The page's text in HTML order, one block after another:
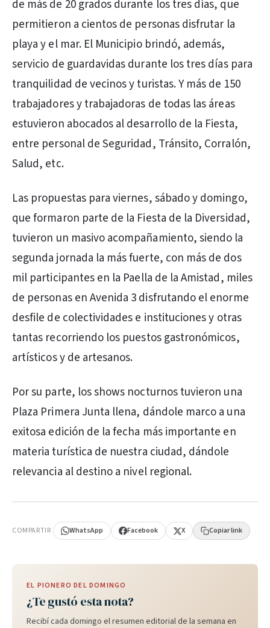
de más de 20 grados durante los tres días, que
permitieron a cientos de personas disfrutar la
playa y el mar. El Municipio brindó, además,
servicio de guardavidas durante los tres días para
tranquilidad de vecinos y turistas. Y más de 150
trabajadores y trabajadoras de todas las áreas
estuvieron abocados al desarrollo de la Fiesta,
entre personal de Seguridad, Tránsito, Corralón,
Salud, etc.
Las propuestas para viernes, sábado y domingo,
que formaron parte de la Fiesta de la Diversidad,
tuvieron un masivo acompañamiento, siendo la
segunda jornada la más fuerte, con más de dos
mil participantes en la Paella de la Amistad, miles
de personas en Avenida 3 disfrutando el enorme
desfile de colectividades e instituciones y otras
tantas recorriendo los puestos gastronómicos,
artísticos y de artesanos.
Por su parte, los shows nocturnos tuvieron una
Plaza Primera Junta llena, dándole marco a una
exitosa edición de la fecha más importante en
materia turística de nuestra ciudad, dándole
relevancia al destino a nivel regional.
COMPARTIR WhatsApp Facebook X Copiar link
EL PIONERO DEL DOMINGO
¿Te gustó esta nota?
Recibí cada domingo el resumen editorial de la semana en